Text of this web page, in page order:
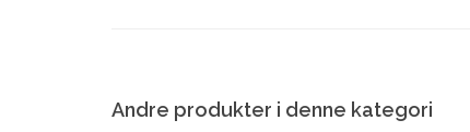
Andre produkter i denne kategori